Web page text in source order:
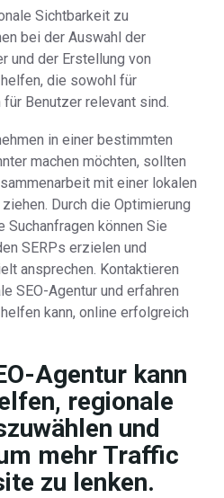
Sichtbarkeit zu
bei der Auswahl der
und der Erstellung von
die sowohl für
Benutzer relevant sind.
in einer bestimmten
machen möchten, sollten
mit einer lokalen
Durch die Optimierung
Suchanfragen können Sie
SERPs erzielen und
ansprechen. Kontaktieren
SEO-Agentur und erfahren
kann, online erfolgreich
Agentur kann
regionale
und
mehr Traffic
zu lenken.